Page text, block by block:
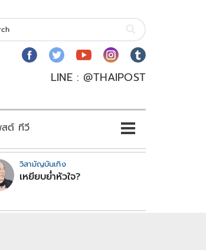
LINE : @THAIPOST
สต์ ทีวี
วิสามัญบันเทิง
เหยียบย่ำหัวใจ?